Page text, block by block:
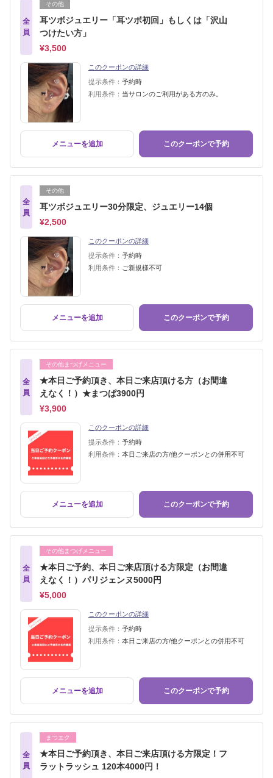
全
員
その他
耳ツボジュエリー「耳ツボ初回」もしくは「沢山
つけたい方」
¥3,500
このクーポンの詳細
提示条件： 予約時
利用条件： 当サロンのご利用がある方のみ。
メニューを追加 このクーポンで予約
全
員
その他
耳ツボジュエリー30分限定、ジュエリー14個
¥2,500
このクーポンの詳細
提示条件： 予約時
利用条件： ご新規様不可
メニューを追加 このクーポンで予約
全
員
その他まつげメニュー
★本日ご予約頂き、本日ご来店頂ける方（お間違
えなく！）★まつぱ3900円
¥3,900
このクーポンの詳細
提示条件： 予約時
利用条件： 本日ご来店の方/他クーポンとの併用不可
メニューを追加 このクーポンで予約
全
員
その他まつげメニュー
★本日ご予約、本日ご来店頂ける方限定（お間違
えなく！）パリジェンヌ5000円
¥5,000
このクーポンの詳細
提示条件： 予約時
利用条件： 本日ご来店の方/他クーポンとの併用不可
メニューを追加 このクーポンで予約
全
員
まつエク
★本日ご予約頂き、本日ご来店頂ける方限定！フ
ラットラッシュ 120本4000円！